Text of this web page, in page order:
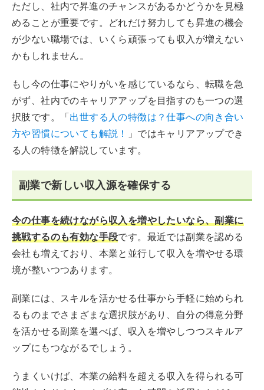
ただし、社内で昇進のチャンスがあるかどうかを見極
めることが重要です。どれだけ努力しても昇進の機会
が少ない職場では、いくら頑張っても収入が増えない
かもしれません。
もし今の仕事にやりがいを感じているなら、転職を急
がず、社内でのキャリアアップを目指すのも一つの選
択肢です。「出世する人の特徴は？仕事への向き合い
方や習慣についても解説！
」ではキャリアアップでき
る人の特徴を解説しています。
副業で新しい収入源を確保する
今の仕事を続けながら収入を増やしたいなら、副業に
挑戦するのも有効な手段です。最近では副業を認める
会社も増えており、本業と並行して収入を増やせる環
境が整いつつあります。
副業には、スキルを活かせる仕事から手軽に始められ
るものまでさまざまな選択肢があり、自分の得意分野
を活かせる副業を選べば、収入を増やしつつスキルア
ップにもつながるでしょう。
うまくいけば、本業の給料を超える収入を得られる可